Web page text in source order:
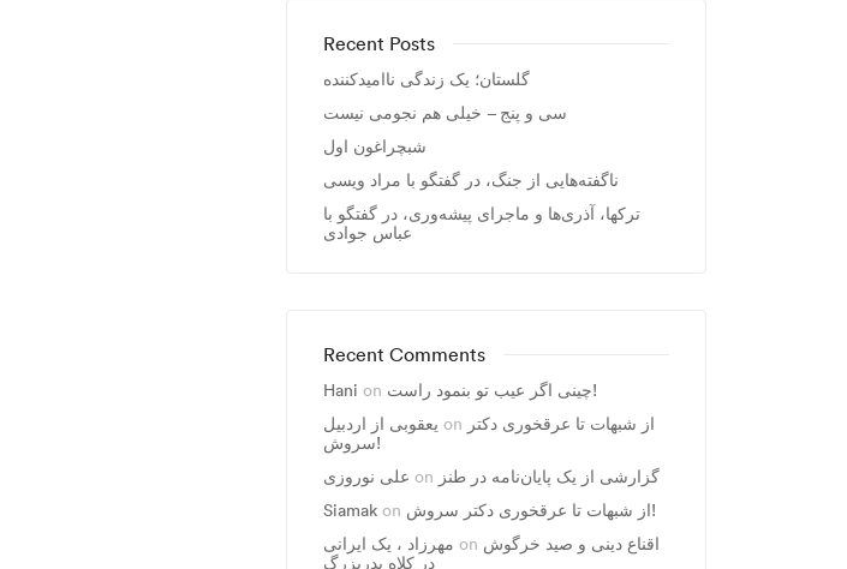
Recent Posts
گلستان؛ یک زندگی ناامیدکننده
سی و پنج – خیلی هم نجومی نیست
شبچراغون اول
ناگفته‌هایی از جنگ، در گفتگو با مراد ویسی
ترکها، آذری‌ها و ماجرای پیشه‌وری، در گفتگو با
عباس جوادی
Recent Comments
Hani on
چینی اگر عیب تو بنمود راست!
یعقوبی از اردبیل on از شبهات تا عرقخوری دکتر
سروش!
علی نوروزی on گزارشی از یک پایان‌نامه در طنز
Siamak on
از شبهات تا عرقخوری دکتر سروش!
مهرزاد ، يک ايرانی on اقناع دینی و صید خرگوش
در کلاه پدربزرگ